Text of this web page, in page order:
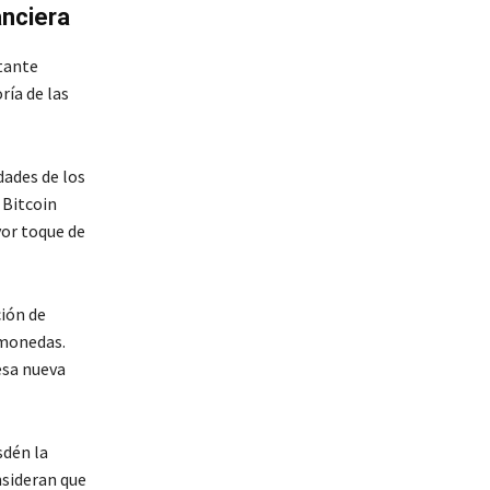
de las
de los
Bitcoin
toque de
de
nueva
la
que